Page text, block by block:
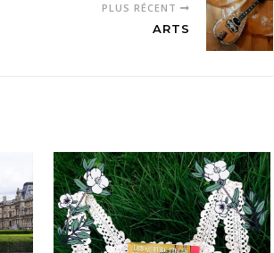
PLUS RÉCENT
ARTS